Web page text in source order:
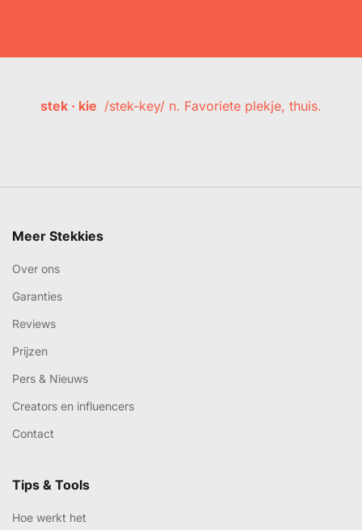
stek · kie /stek-key/ n. Favoriete plekje, thuis.
Meer Stekkies
Over ons
Garanties
Reviews
Prijzen
Pers & Nieuws
Creators en influencers
Contact
Tips & Tools
Hoe werkt het